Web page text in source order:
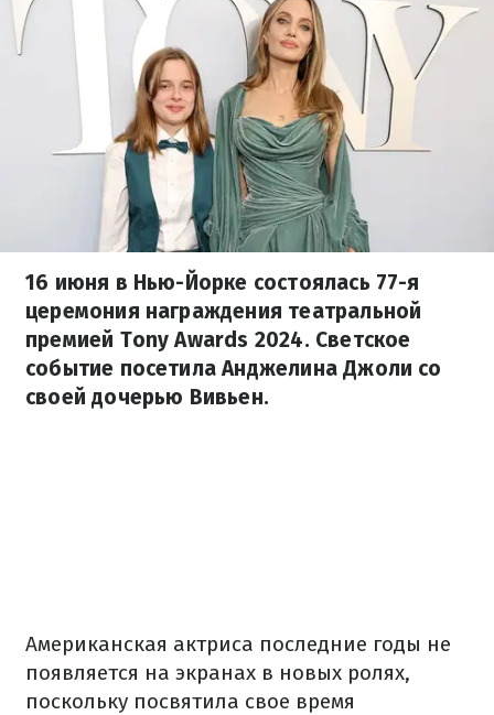
16 июня в Нью-Йорке состоялась 77-я
церемония награждения театральной
премией Tony Awards 2024. Светское
событие посетила Анджелина Джоли со
своей дочерью Вивьен.
Американская актриса последние годы не
появляется на экранах в новых ролях,
поскольку посвятила свое время